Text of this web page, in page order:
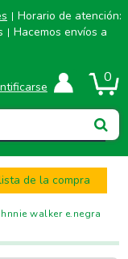
| Horario de atención:
| Hacemos envíos a
0
de la compra
walker e.negra